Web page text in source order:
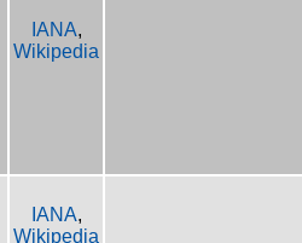
IANA,
Wikipedia
IANA,
Wikipedia